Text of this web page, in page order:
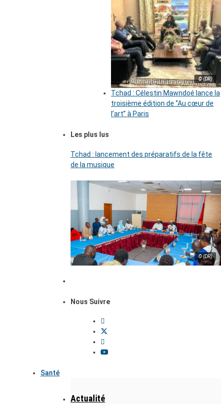
© (DR)
Tchad : Célestin Mawndoé lance la
troisième édition de ‘’Au cœur de
l’art’’ à Paris
Les plus lus
Tchad : lancement des préparatifs de la fête
de la musique
© (DR)
Nous Suivre
Santé
Actualité